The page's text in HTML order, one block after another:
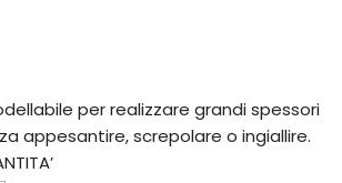
per realizzare grandi spessori
appesantire, screpolare o ingiallire.